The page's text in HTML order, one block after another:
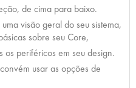
de cima para baixo.
visão geral do seu sistema,
sobre seu Core,
os periféricos em seu design.
usar as opções de